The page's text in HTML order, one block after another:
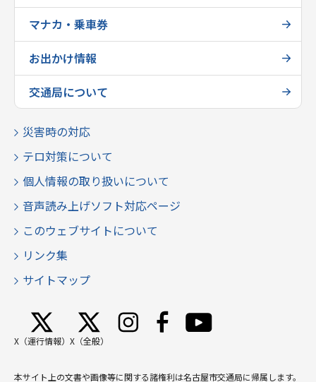
マナカ・乗車券
お出かけ情報
交通局について
災害時の対応
テロ対策について
個人情報の取り扱いについて
音声読み上げソフト対応ページ
このウェブサイトについて
リンク集
サイトマップ
X（運行情報） X（全般）
本サイト上の文書や画像等に関する諸権利は名古屋市交通局に帰属します。